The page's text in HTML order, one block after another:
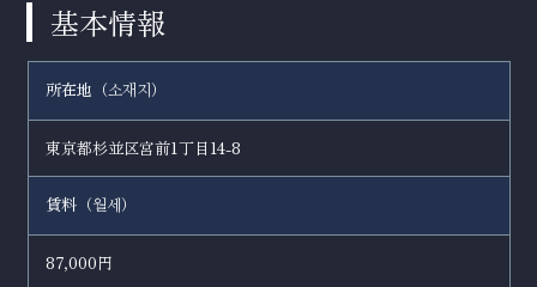
基本情報
所在地（소재지 ）
東京都杉並区宮前1丁目14-8
賃料（월세 ）
87,000円